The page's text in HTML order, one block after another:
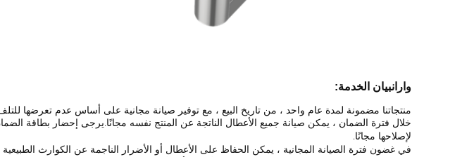
وارانبيان الخدمة:
منتجاتنا مضمونة لمدة عام واحد ، من تاريخ البيع ، مع توفير صيانة مجانية على أساس عدم تعرضها
خلال فترة الضمان ، يمكن صيانة جميع الأعطال الناتجة عن المنتج نفسه مجانًا.يرجى إحضار بطاقة
لإصلاحها مجانًا.
في غضون فترة الصيانة المجانية ، يمكن الحفاظ على الأعطال أو الأضرار الناجمة عن الكوارث